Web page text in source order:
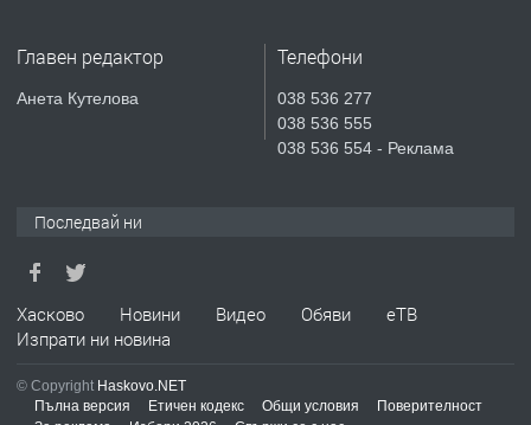
Къртене на бетон! Събаряне на
преди 6 дни
Главен редактор
Анета Кутелова
Телефони
038 536 277
038 536 555
038 536 554 - Реклама
Последвай ни
Хасково Новини Видео Обяви
еТВ
Изпрати ни новина
© Copyright Haskovo.NET
Пълна версия
Етичен кодекс Общи условия
Поверителност